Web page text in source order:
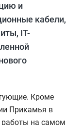
и
кабели,
IT-
Кроме
Прикамья в
работы на самом